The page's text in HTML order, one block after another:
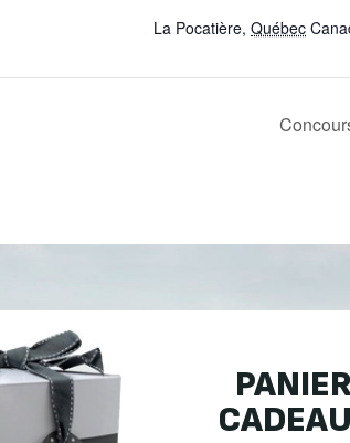
La Pocatière, Québec
CADEAU